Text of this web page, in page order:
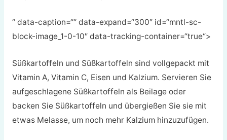
“ data-caption=““ data-expand=“300″ id=“mntl-sc-
block-image_1-0-10″ data-tracking-container=“true“>
Süßkartoffeln und Süßkartoffeln sind vollgepackt mit
Vitamin A, Vitamin C, Eisen und Kalzium. Servieren Sie
aufgeschlagene Süßkartoffeln als Beilage oder
backen Sie Süßkartoffeln und übergießen Sie sie mit
etwas Melasse, um noch mehr Kalzium hinzuzufügen.